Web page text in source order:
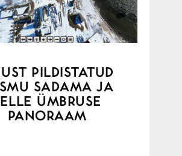
PILDISTATUD
SADAMA JA
ÜMBRUSE
PANORAAM